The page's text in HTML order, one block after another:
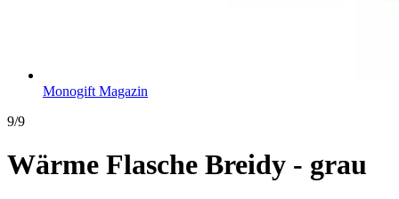
Monogift Magazin
9/9
Wärme Flasche Breidy - grau